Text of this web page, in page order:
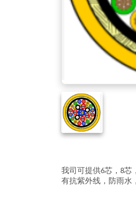
我司可提供6芯， 8芯
有抗紫外线，防雨水